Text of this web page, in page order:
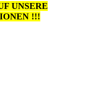
UNSERE
!!!